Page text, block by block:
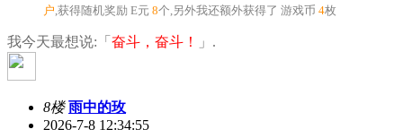
户 ,获得随机奖励 E元 8个 ,另外我还额外获得了 游戏币 4枚
我今天最想说:「 奋斗，奋斗！ 」.
8楼 雨中的玫
2026-7-8 12:34:55